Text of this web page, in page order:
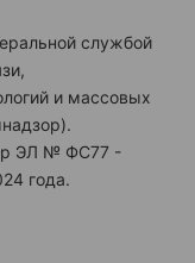
службой
и массовых
ЭЛ № ФС77 -
года.